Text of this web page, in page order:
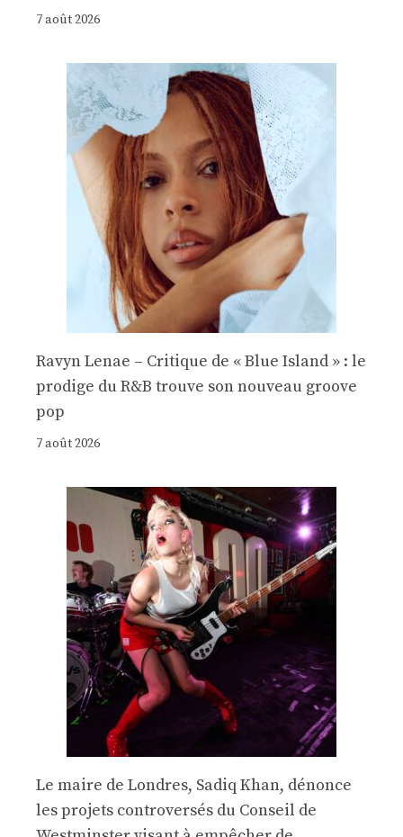
7 août 2026
Ravyn Lenae – Critique de « Blue Island » : le
prodige du R&B trouve son nouveau groove
pop
7 août 2026
Le maire de Londres, Sadiq Khan, dénonce
les projets controversés du Conseil de